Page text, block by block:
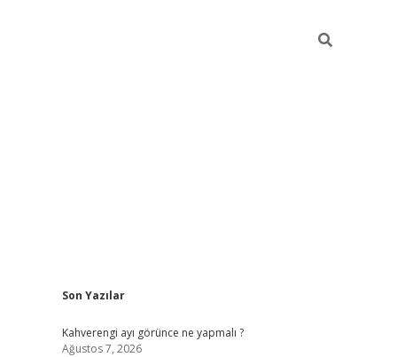
Sidebar
Son Yazılar
Kahverengi ayı görünce ne yapmalı ?
Ağustos 7, 2026